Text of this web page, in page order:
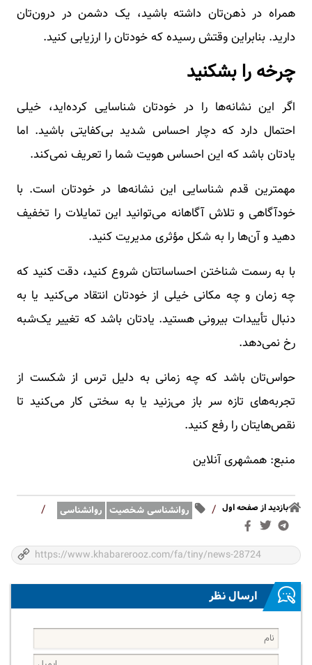
همراه در ذهن‌تان داشته باشید، یک دشمن در درون‌تان
دارید. بنابراین وقتش رسیده که خودتان را ارزیابی کنید.
چرخه را بشکنید
اگر این نشانه‌ها را در خودتان شناسایی کرده‌اید، خیلی
احتمال دارد که دچار احساس شدید بی‌کفایتی باشید. اما
یادتان باشد که این احساس هویت شما را تعریف نمی‌کند.
مهمترین قدم شناسایی این نشانه‌ها در خودتان است. با
خودآگاهی و تلاش آگاهانه می‌توانید این تمایلات را تخفیف
دهید و آن‌ها را به شکل مؤثری مدیریت کنید.
با به رسمت شناختن احساساتتان شروع کنید، دقت کنید که
چه زمان و چه مکانی خیلی از خودتان انتقاد می‌کنید یا به
دنبال تأییدات بیرونی هستید. یادتان باشد که تغییر یک‌شبه
رخ نمی‌دهد.
حواس‌تان باشد که چه زمانی به دلیل ترس از شکست از
تجربه‌های تازه سر باز می‌زنید یا به سختی کار می‌کنید تا
نقص‌هایتان را رفع کنید.
منبع: همشهری آنلاین
بازدید از صفحه اول / روانشناسی شخصیت روانشناسی /
ارسال نظر